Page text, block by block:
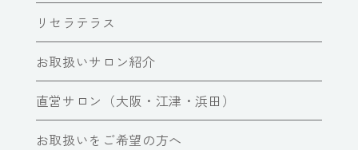
リセラテラス
お取扱いサロン紹介
直営サロン（大阪・江津・浜田）
お取扱いをご希望の方へ